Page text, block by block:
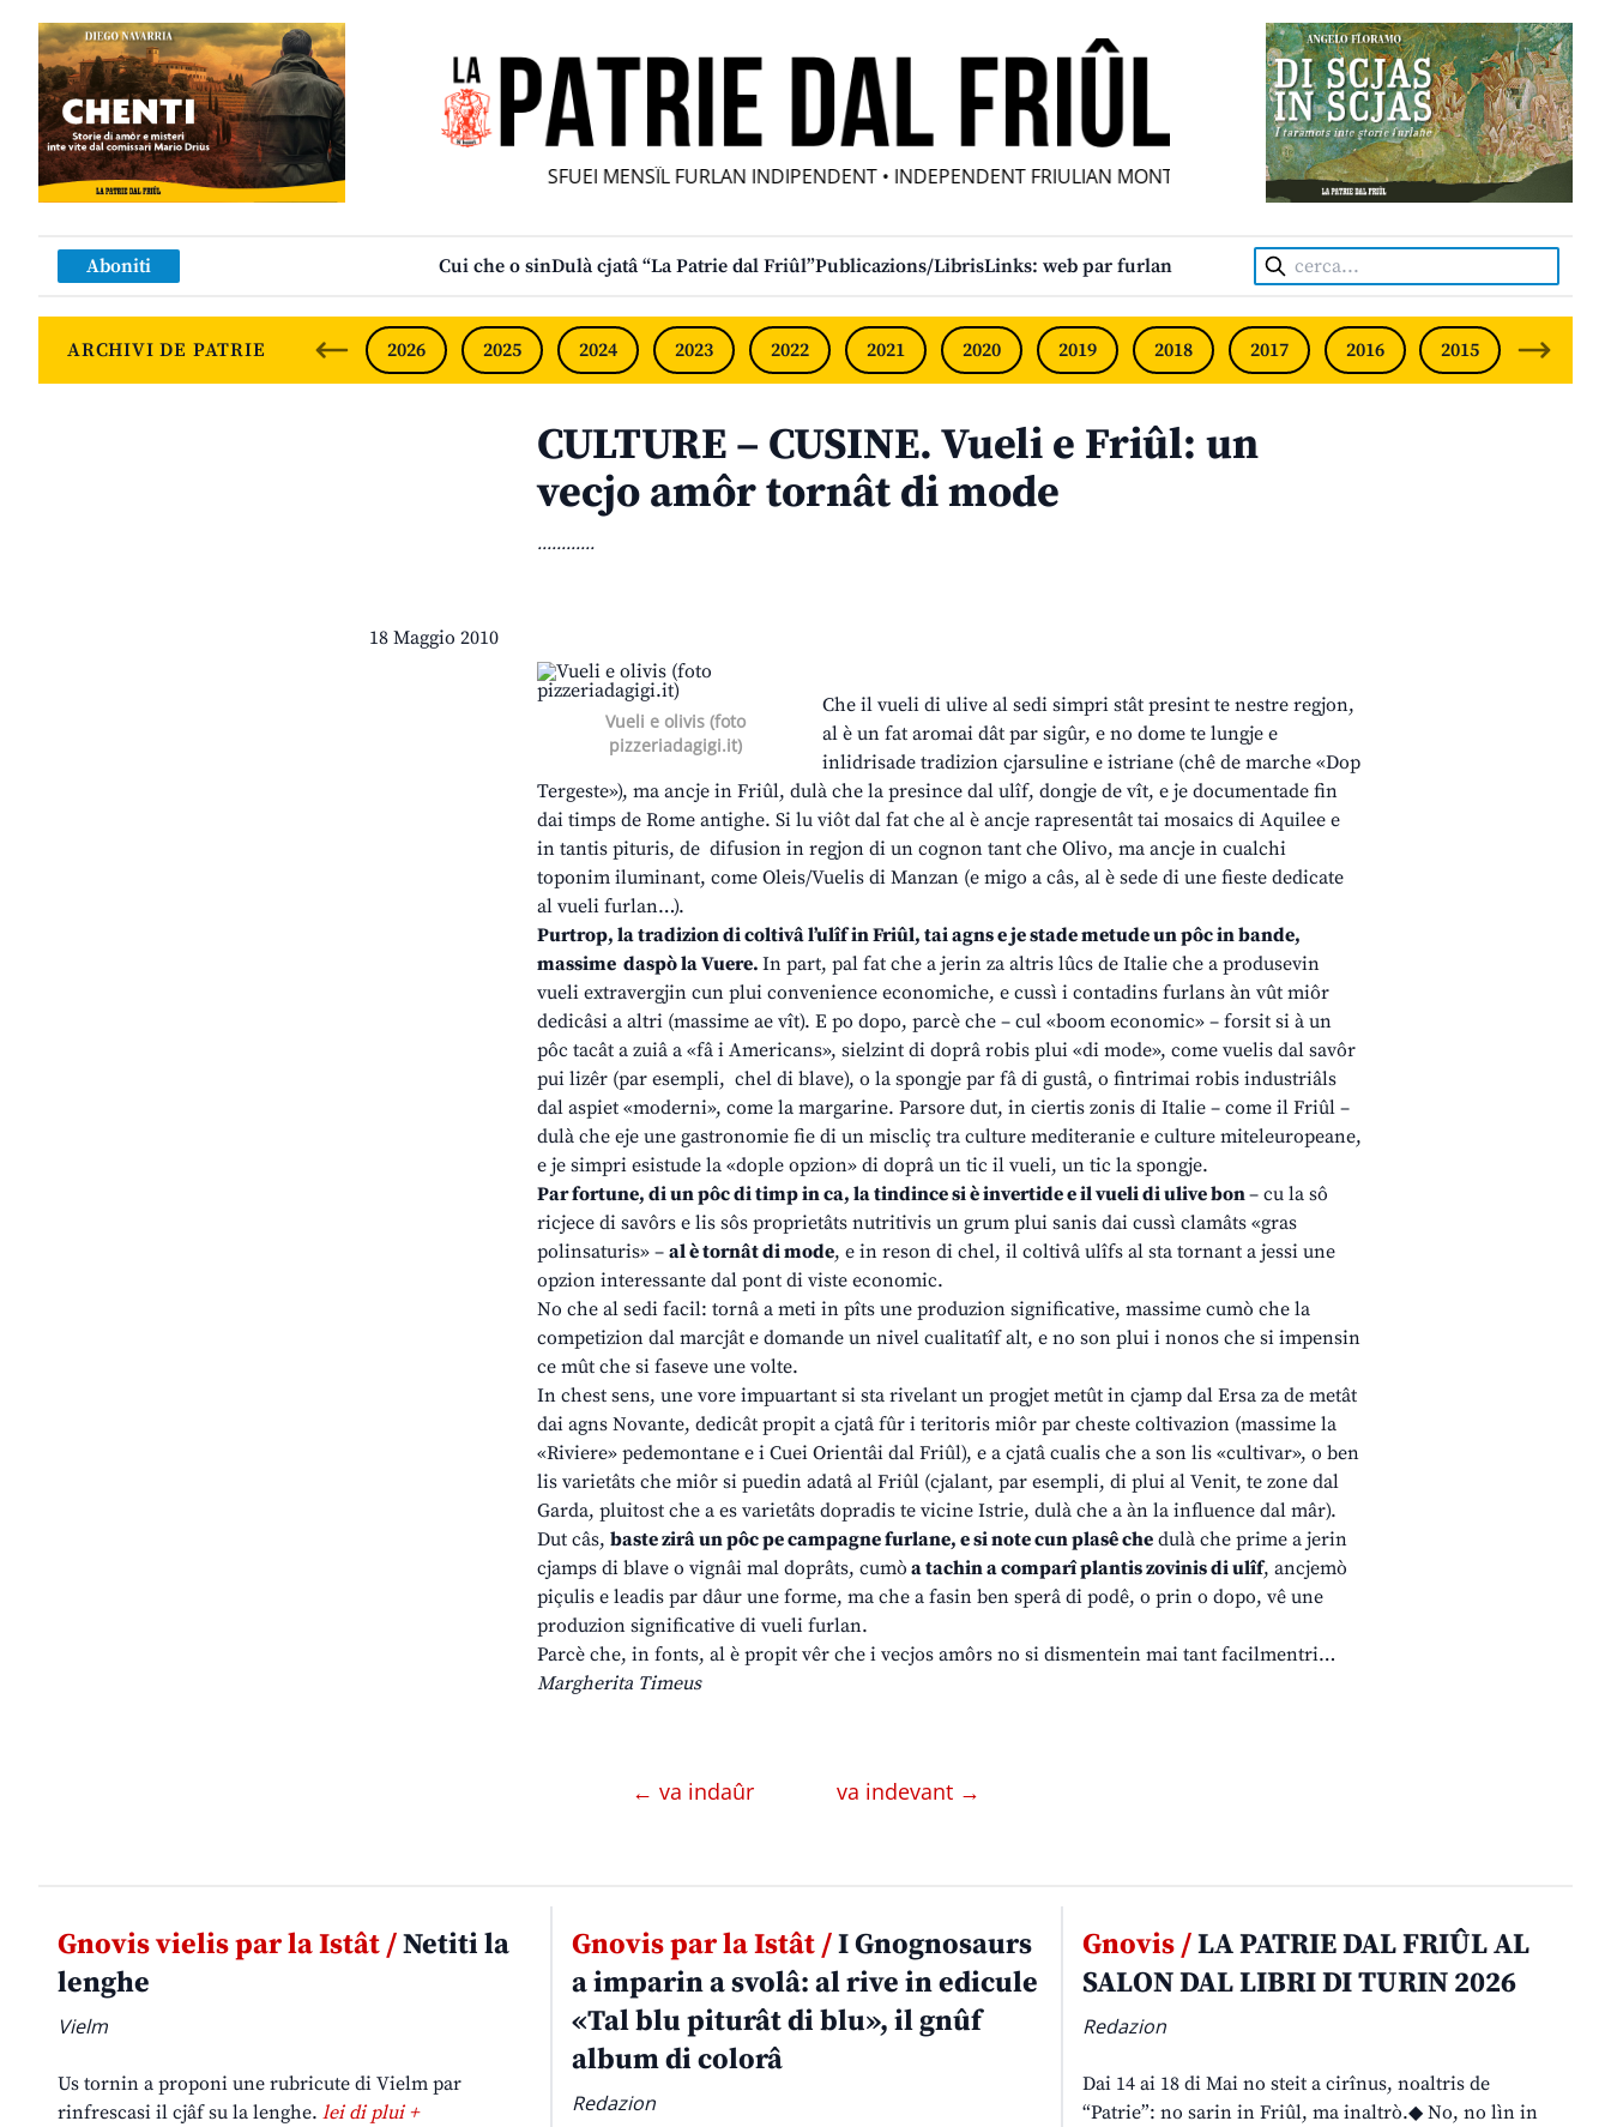
SFUEI MENSÎL FURLAN INDIPENDENT • INDEPENDENT FRIULIAN MONTHLY • NEODVISNI FURLANSKI MESEČNIK •
Aboniti Cui che o sinDulà cjatâ “La Patrie dal Friûl”Publicazions/LibrisLinks: web par furlan Cerca:
ARCHIVI DE PATRIE 2026 2025 2024 2023 2022 2021 2020 2019 2018 2017 2016 2015 2014
CULTURE – CUSINE. Vueli e Friûl: un
vecjo amôr tornât di mode
............
18 Maggio 2010
Vueli e olivis (foto
pizzeriadagigi.it)
Che il vueli di ulive al sedi simpri stât presint te nestre regjon,
al è un fat aromai dât par sigûr, e no dome te lungje e
inlidrisade tradizion cjarsuline e istriane (chê de marche «Dop
Tergeste»), ma ancje in Friûl, dulà che la presince dal ulîf, dongje de vît, e je documentade fin
dai timps de Rome antighe. Si lu viôt dal fat che al è ancje rapresentât tai mosaics di Aquilee e
in tantis pituris, de difusion in regjon di un cognon tant che Olivo, ma ancje in cualchi
toponim iluminant, come Oleis/Vuelis di Manzan (e migo a câs, al è sede di une fieste dedicate
al vueli furlan…).
Purtrop, la tradizion di coltivâ l’ulîf in Friûl, tai agns e je stade metude un pôc in bande,
massime daspò la Vuere. In part, pal fat che a jerin za altris lûcs de Italie che a produsevin
vueli extravergjin cun plui convenience economiche, e cussì i contadins furlans àn vût miôr
dedicâsi a altri (massime ae vît). E po dopo, parcè che – cul «boom economic» – forsit si à un
pôc tacât a zuiâ a «fâ i Americans», sielzint di doprâ robis plui «di mode», come vuelis dal savôr
pui lizêr (par esempli, chel di blave), o la spongje par fâ di gustâ, o fintrimai robis industriâls
dal aspiet «moderni», come la margarine. Parsore dut, in ciertis zonis di Italie – come il Friûl –
dulà che eje une gastronomie fie di un miscliç tra culture mediteranie e culture miteleuropeane,
e je simpri esistude la «dople opzion» di doprâ un tic il vueli, un tic la spongje.
Par fortune, di un pôc di timp in ca, la tindince si è invertide e il vueli di ulive bon– cu la sô
ricjece di savôrs e lis sôs proprietâts nutritivis un grum plui sanis dai cussì clamâts «gras
polinsaturis» – al è tornât di mode, e in reson di chel, il coltivâ ulîfs al sta tornant a jessi une
opzion interessante dal pont di viste economic.
No che al sedi facil: tornâ a meti in pîts une produzion significative, massime cumò che la
competizion dal marcjât e domande un nivel cualitatîf alt, e no son plui i nonos che si impensin
ce mût che si faseve une volte.
In chest sens, une vore impuartant si sta rivelant un progjet metût in cjamp dal Ersa za de metât
dai agns Novante, dedicât propit a cjatâ fûr i teritoris miôr par cheste coltivazion (massime la
«Riviere» pedemontane e i Cuei Orientâi dal Friûl), e a cjatâ cualis che a son lis «cultivar», o ben
lis varietâts che miôr si puedin adatâ al Friûl (cjalant, par esempli, di plui al Venit, te zone dal
Garda, pluitost che a es varietâts dopradis te vicine Istrie, dulà che a àn la influence dal mâr).
Dut câs, baste zirâ un pôc pe campagne furlane, e si note cun plasê che dulà che prime a jerin
cjamps di blave o vignâi mal doprâts, cumò a tachin a comparî plantis zovinis di ulîf, ancjemò
piçulis e leadis par dâur une forme, ma che a fasin ben sperâ di podê, o prin o dopo, vê une
produzion significative di vueli furlan.
Parcè che, in fonts, al è propit vêr che i vecjos amôrs no si dismentein mai tant facilmentri…
Margherita Timeus
← va indaûr va indevant →
Gnovis vielis par la Istât /Netiti la
lenghe
Vielm
Us tornin a proponi une rubricute di Vielm par
rinfrescasi il cjâf su la lenghe. lei di plui +
Gnovis par la Istât /I Gnognosaurs
a imparin a svolâ: al rive in edicule
«Tal blu piturât di blu», il gnûf
album di colorâ
Redazion
Gnovis /LA PATRIE DAL FRIÛL AL
SALON DAL LIBRI DI TURIN 2026
Redazion
Dai 14 ai 18 di Mai no steit a cirînus, noaltris de
“Patrie”: no sarin in Friûl, ma inaltrò.◆ No, no lìn in